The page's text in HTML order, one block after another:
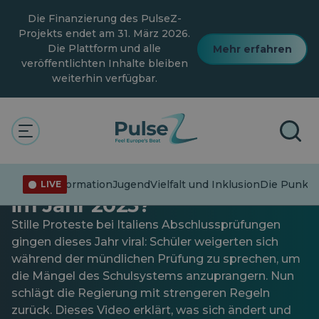
Hauptinhalt
springen
Die Finanzierung des PulseZ-
Projekts endet am 31. März 2026.
Die Plattform und alle
veröffentlichten Inhalte bleiben
weiterhin verfügbar.
Mehr erfahren
LIVE
FehlinformationJugendVielfalt und InklusionDie
Aktuelle Angelegenheiten Jugend
Italiens Abiturreform: Was
ändert sich für Studierende
im Jahr 2025?
Stille Proteste bei Italiens Abschlussprüfungen
gingen dieses Jahr viral: Schüler weigerten sich
während der mündlichen Prüfung zu sprechen, um
die Mängel des Schulsystems anzuprangern. Nun
schlägt die Regierung mit strengeren Regeln
zurück. Dieses Video erklärt, was sich ändert und